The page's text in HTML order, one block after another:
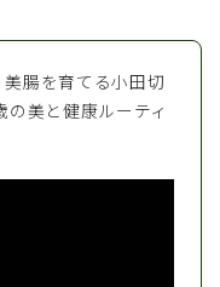
美腸を育てる小田切
の美と健康ルーティ